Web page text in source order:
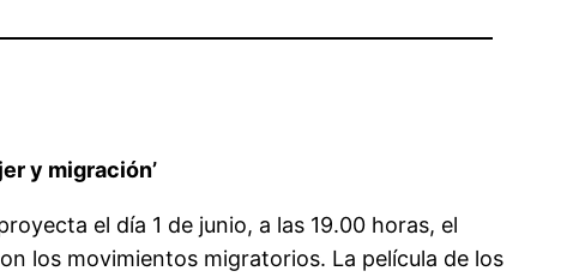
y migración’
el día 1 de junio, a las 19.00 horas, el
los movimientos migratorios. La película de los